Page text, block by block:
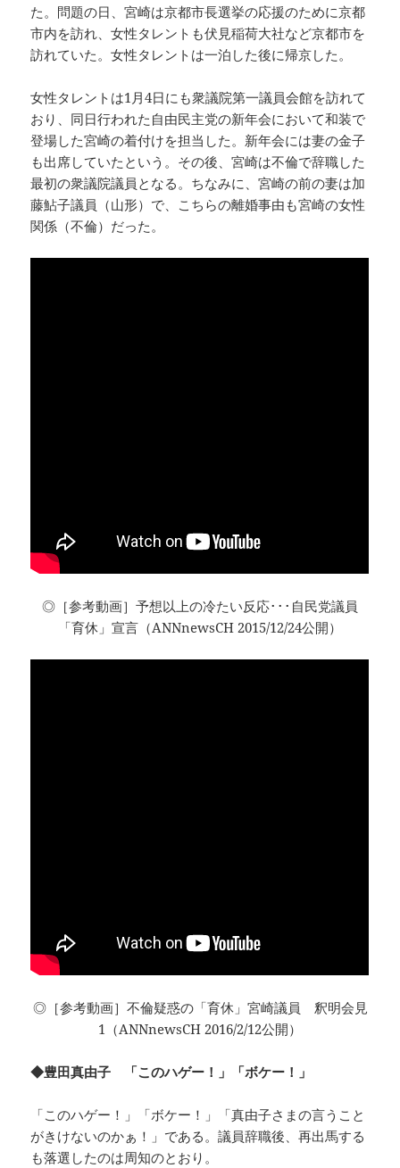
た。問題の日、宮崎は京都市長選挙の応援のために京都
市内を訪れ、女性タレントも伏見稲荷大社など京都市を
訪れていた。女性タレントは一泊した後に帰京した。
女性タレントは1月4日にも衆議院第一議員会館を訪れて
おり、同日行われた自由民主党の新年会において和装で
登場した宮崎の着付けを担当した。新年会には妻の金子
も出席していたという。その後、宮崎は不倫で辞職した
最初の衆議院議員となる。ちなみに、宮崎の前の妻は加
藤鮎子議員（山形）で、こちらの離婚事由も宮崎の女性
関係（不倫）だった。
◎［参考動画］予想以上の冷たい反応･･･自民党議員
「育休」宣言（ANNnewsCH 2015/12/24公開）
◎［参考動画］不倫疑惑の「育休」宮崎議員 釈明会見
1（ANNnewsCH 2016/2/12公開）
◆豊田真由子 「このハゲー！」「ボケー！」
「このハゲー！」「ボケー！」「真由子さまの言うこと
がきけないのかぁ！」である。議員辞職後、再出馬する
も落選したのは周知のとおり。